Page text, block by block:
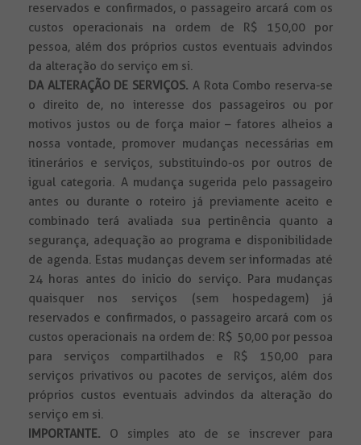
reservados e confirmados, o passageiro arcará com os
custos operacionais na ordem de R$ 150,00 por
pessoa, além dos próprios custos eventuais advindos
da alteração do serviço em si.
DA ALTERAÇÃO DE SERVIÇOS. A Rota Combo reserva-se
o direito de, no interesse dos passageiros ou por
motivos justos ou de força maior – fatores alheios a
nossa vontade, promover mudanças necessárias em
itinerários e serviços, substituindo-os por outros de
igual categoria. A mudança sugerida pelo passageiro
antes ou durante o roteiro já previamente aceito e
combinado terá avaliada sua pertinência quanto a
segurança, adequação ao programa e disponibilidade
de agenda. Estas mudanças devem ser informadas até
24 horas antes do inicio do serviço. Para mudanças
quaisquer nos serviços (sem hospedagem) já
reservados e confirmados, o passageiro arcará com os
custos operacionais na ordem de: R$ 50,00 por pessoa
para serviços compartilhados e R$ 150,00 para
serviços privativos ou pacotes de serviços, além dos
próprios custos eventuais advindos da alteração do
serviço em si.
IMPORTANTE. O simples ato de se inscrever para